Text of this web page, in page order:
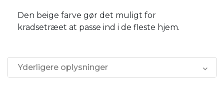
Den beige farve gør det muligt for
kradsetræet at passe ind i de fleste hjem.
Yderligere oplysninger